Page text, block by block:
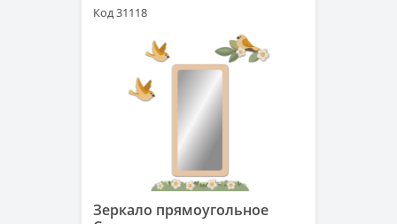
Код 31118
Зеркало прямоугольное